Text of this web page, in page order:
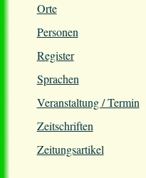
Orte
Personen
Register
Sprachen
Veranstaltung / Termin
Zeitschriften
Zeitungsartikel